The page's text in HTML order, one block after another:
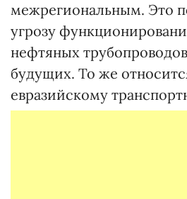
межрегиональным. Это
угрозу
нефтяных
будущих. То же
евразийскому